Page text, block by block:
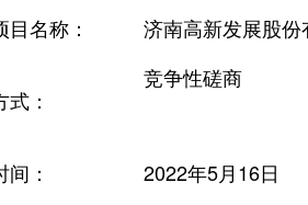
名称： 济南高新发展股
：
竞争性磋商
： 2022年5月16日